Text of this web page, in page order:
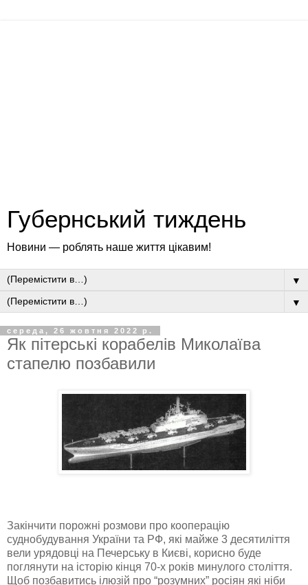
Губернський тиждень
Новини — роблять наше життя цікавим!
▼
▼
середа, 26 жовтня 2022 р.
Як пітерські корабелів Миколаїва
стапелю позбавили
Закінчити порожні розмови про кооперацію
суднобудування України та РФ, які майже 3 десятиліття
вели урядовці на Печерську в Києві, корисно буде
поглянути на історію кінця 70-х років минулого століття.
Щоб позбавитись ілюзій про “розумних” росіян які ніби